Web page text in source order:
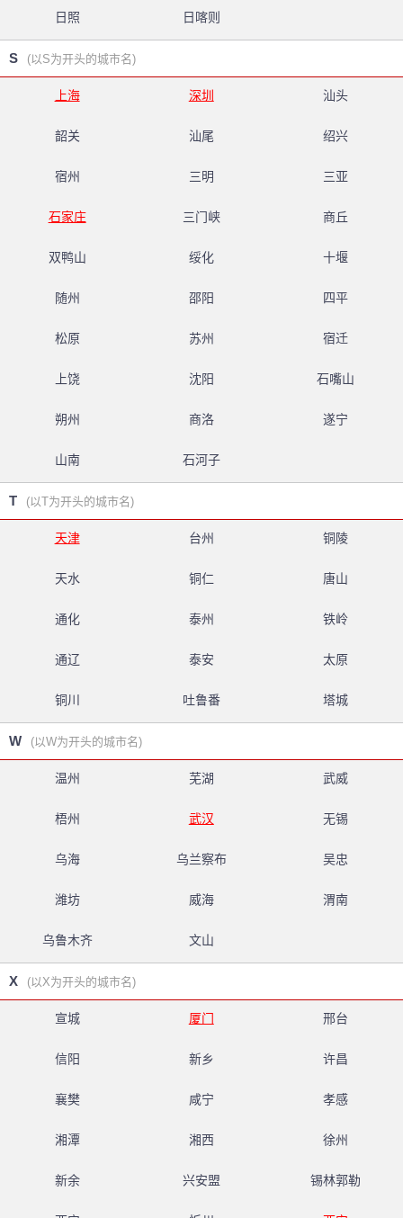
日照 日喀则
S (以S为开头的城市名)
上海 深圳 汕头
韶关 汕尾 绍兴
宿州 三明 三亚
石家庄 三门峡 商丘
双鸭山 绥化 十堰
随州 邵阳 四平
松原 苏州 宿迁
上饶 沈阳 石嘴山
朔州 商洛 遂宁
山南 石河子
T (以T为开头的城市名)
天津 台州 铜陵
天水 铜仁 唐山
通化 泰州 铁岭
通辽 泰安 太原
铜川 吐鲁番 塔城
W (以W为开头的城市名)
温州 芜湖 武威
梧州 武汉 无锡
乌海 乌兰察布 吴忠
潍坊 威海 渭南
乌鲁木齐 文山
X (以X为开头的城市名)
宣城 厦门 邢台
信阳 新乡 许昌
襄樊 咸宁 孝感
湘潭 湘西 徐州
新余 兴安盟 锡林郭勒